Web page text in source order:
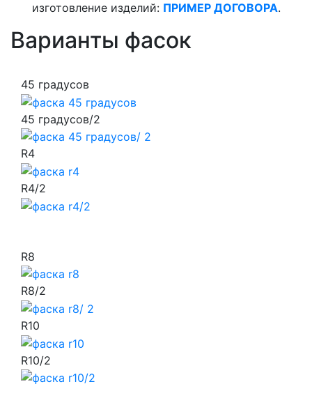
изготовление изделий: ПРИМЕР ДОГОВОРА.
Варианты фасок
45 градусов
45 градусов/2
R4
R4/2
R8
R8/2
R10
R10/2